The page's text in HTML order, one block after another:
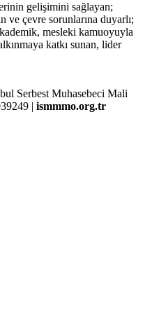
gelişimini sağlayan;
ve çevre sorunlarına duyarlı;
mesleki kamuoyuyla
katkı sunan, lider
Serbest Muhasebeci Mali
| ismmmo.org.tr